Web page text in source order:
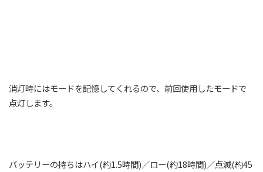
消灯時にはモードを記憶してくれるので、前回使用したモードで
点灯します。
バッテリーの持ちはハイ(約1.5時間)／ロー(約18時間)／点滅(約45